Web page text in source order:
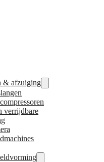
& afzuiging
verrijdbare